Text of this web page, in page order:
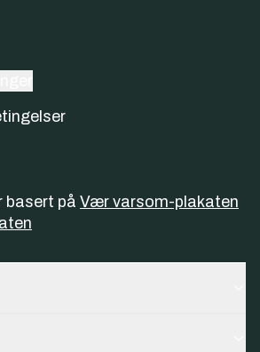
basert på Vær varsom-plakaten